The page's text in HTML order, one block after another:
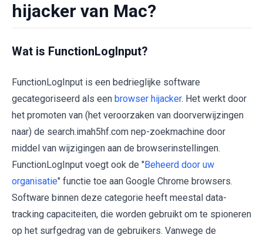
hijacker van Mac?
Wat is FunctionLogInput?
FunctionLogInput is een bedrieglijke software
gecategoriseerd als een browser hijacker. Het werkt door
het promoten van (het veroorzaken van doorverwijzingen
naar) de search.imah5hf.com nep-zoekmachine door
middel van wijzigingen aan de browserinstellingen.
FunctionLogInput voegt ook de "Beheerd door uw
organisatie" functie toe aan Google Chrome browsers.
Software binnen deze categorie heeft meestal data-
tracking capaciteiten, die worden gebruikt om te spioneren
op het surfgedrag van de gebruikers. Vanwege de